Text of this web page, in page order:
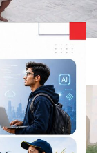
सिंहको